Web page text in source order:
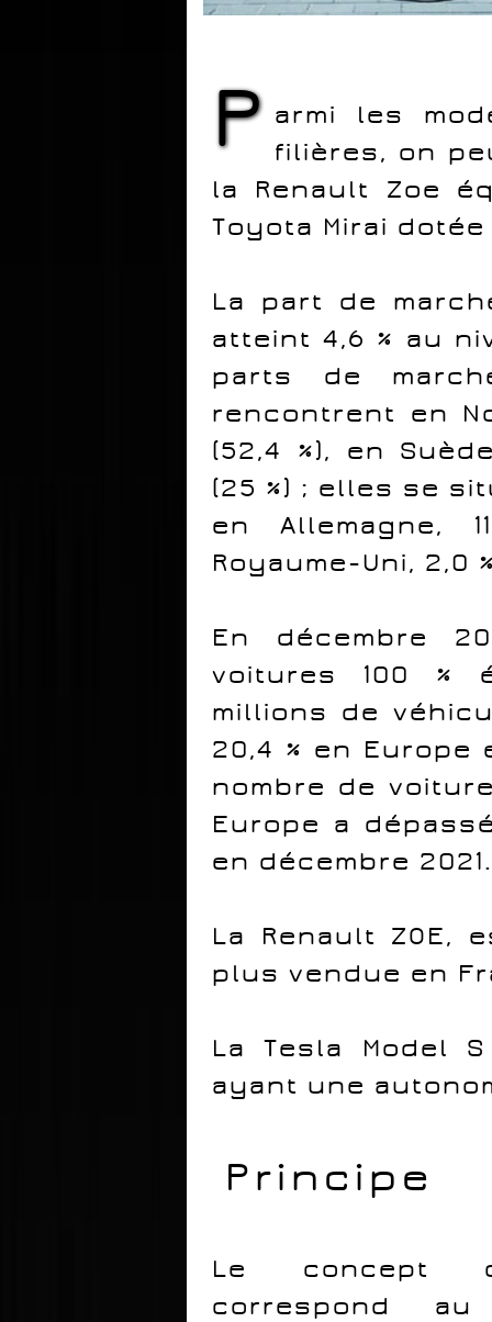
P armi les
filières, on
la Renault
Zoe
Toyota Mirai
La part de
atteint 4,6 % au
parts de
rencontrent en
(52,4 %), en
(25 %) ; elles se
en Allemagne,
Royaume-Uni, 2,0
En décembre
voitures 100 %
millions de
20,4 % en Europe
nombre de
Europe a
en décembre 2021.
La Renault
ZOE,
plus vendue en
LaTesla
Model
ayant une
Principe
Le concept
correspond